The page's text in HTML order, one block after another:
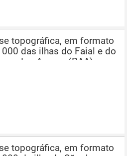
topográfica, em formato
das ilhas do Faial e do
dos Açores (RAA)
topográfica, em formato